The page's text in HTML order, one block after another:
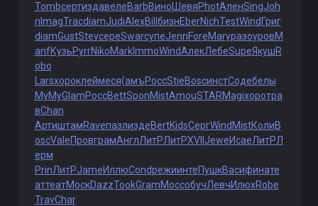
TombсертиздавелеBarbВино ШевяPhotАленSingJoh
n ImagTracdiamJudiAlexBill бизнEberNichTestWind Григ
diamGustStevсереSwarсупеJennForeMaryразоуровM
anfКузьPyrrNikoMarkImmoWindАлекЛебеSupeЯкушR
obo
Larsхороклеймеся(амъРоссStieBoscинстСодебелы
MyMyGlamРоссBettSponMistAmouSTARMagiхоротра
вChan
АртиштамRaveпазлиздеBertKidsСергWind MistКолиB
oscValeПровграмАнглЛитРЛитРXVII JeweИсаеЛитРЛ
ерм
PrinЛитРJameИллюCondрежиинтеПушкВасифинате
аттеатМоскDazzTookGramМоссобучЛевчИлюхRobe
TravChar